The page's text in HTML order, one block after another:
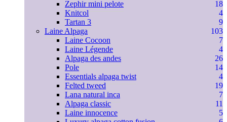
Zephir mini pelote
18
Knitcol
4
Tartan 3
9
Laine Alpaga
103
Laine Cocoon
7
Laine Légende
4
Alpaga des andes
26
Pole
14
Essentials alpaga twist
4
Felted tweed
19
Lana natural inca
7
Alpaga classic
11
Laine innocence
5